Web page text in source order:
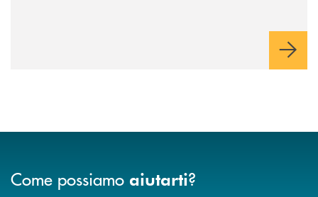
Come possiamo aiutarti?